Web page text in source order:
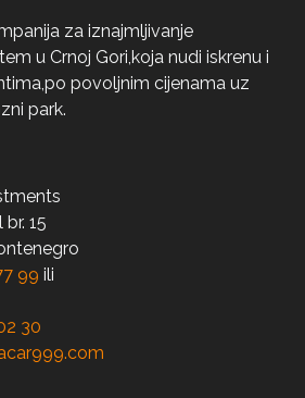
za iznajmljivanje
u Crnoj Gori,koja nudi iskrenu i
povoljnim cijenama uz
park.
br. 15
99 ili
30